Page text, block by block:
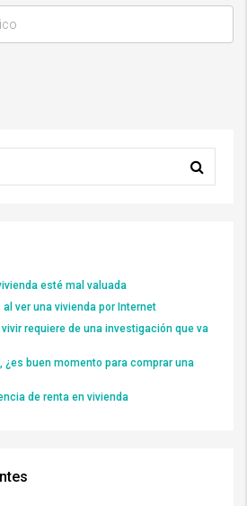
esté mal valuada
ver una vivienda por Internet
requiere de una investigación que va
¿es buen momento para comprar una
de renta en vivienda